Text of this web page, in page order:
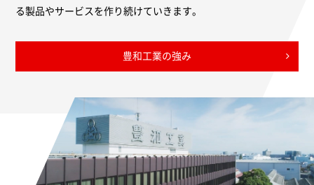
る製品やサービスを作り続けていきます。
豊和工業の強み